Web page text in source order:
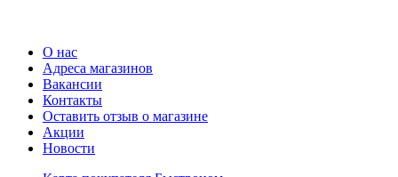
О нас
Адреса магазинов
Вакансии
Контакты
Оставить отзыв о магазине
Акции
Новости